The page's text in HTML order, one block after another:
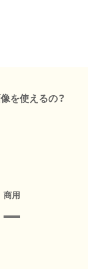
を使えるの？
商用